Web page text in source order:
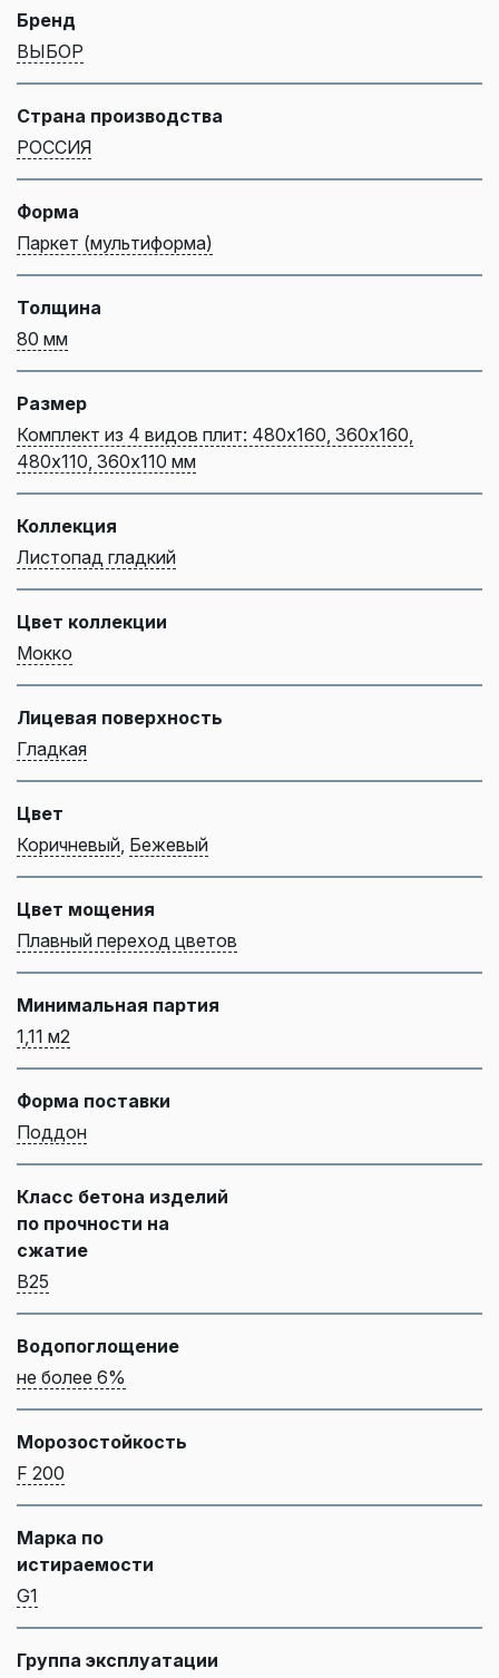
Бренд
ВЫБОР
Страна производства
РОССИЯ
Форма
Паркет (мультиформа)
Толщина
80 мм
Размер
Комплект из 4 видов плит: 480х160, 360х160,
480х110, 360х110 мм
Коллекция
Листопад гладкий
Цвет коллекции
Мокко
Лицевая поверхность
Гладкая
Цвет
Коричневый Бежевый
Цвет мощения
Плавный переход цветов
Минимальная партия
1,11 м2
Форма поставки
Поддон
Класс бетона изделий
по прочности на
сжатие
B25
Водопоглощение
не более 6%
Морозостойкость
F 200
Марка по
истираемости
G1
Группа эксплуатации